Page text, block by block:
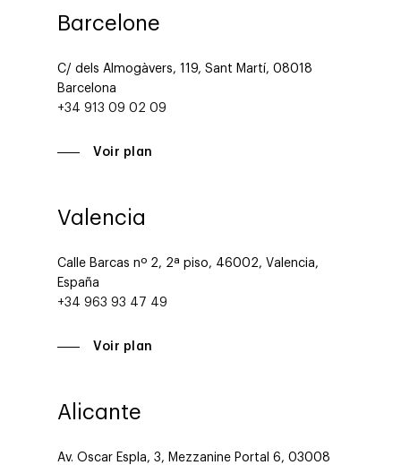
Barcelone
C/ dels Almogàvers, 119, Sant Martí, 08018
Barcelona
+34 913 09 02 09
Voir plan
Valencia
Calle Barcas nº 2, 2ª piso, 46002, Valencia,
España
+34 963 93 47 49
Voir plan
Alicante
Av. Oscar Espla, 3, Mezzanine Portal 6, 03008